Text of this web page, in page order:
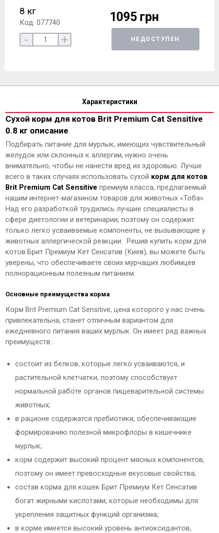
8 кг
Код: 077740 1095 грн
- + НЕДОСТУПЕН
Характеристики
Сухой корм для котов Brit Premium Cat Sensitive
0.8 кг описание
Подбирать питание для мурлык, имеющих чувствительный
желудок или склонных к аллергии, нужно очень
внимательно, чтобы не нанести вред их здоровью. Лучше
всего в таких случаях использовать сухой корм для котов
Brit Premium Cat Sensitive премиум класса, предлагаемый
нашим интернет-магазином товаров для животных «Тоба».
Над его разработкой трудились лучшие специалисты в
сфере диетологии и ветеринарии, поэтому он содержит
только легко усваиваемые компоненты, не вызывающие у
животных аллергической реакции. Решив купить корм для
котов Брит Премиум Кет Сенсатив (Киев), вы можете быть
уверены, что обеспечиваете своих мурчащих любимцев
полнорационным полезным питанием.
Основные преимущества корма
Корм Brit Premium Cat Sensitive, цена которого у нас очень
привлекательна, станет отличным вариантом для
ежедневного питания ваших мурлык. Он имеет ряд важных
преимуществ:
состоит из белков, которые легко усваиваются, и
растительной клетчатки, поэтому способствует
нормальной работе органов пищеварительной системы
животных;
в рационе содержатся пребиотики, обеспечивающие
формированию полезной микрофлоры в кишечнике
мурлык;
корм содержит высокий процент мясных компонентов,
поэтому он имеет превосходные вкусовые свойства;
состав корма для кошек Брит Премиум Кет Сенсатив
богат жирными кислотами, которые необходимы для
укрепления защитных функций организма;
в корме имеется высокий уровень антиоксидантов,